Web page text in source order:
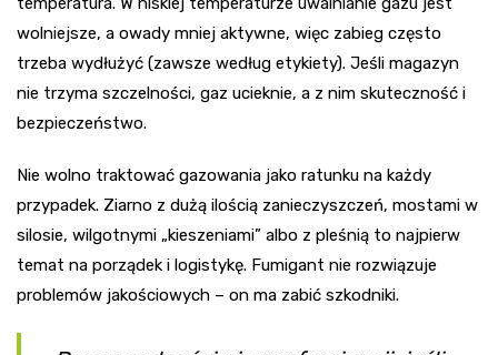
wolniejsze, a owady mniej aktywne, więc zabieg często
trzeba wydłużyć (zawsze według etykiety). Jeśli magazyn
nie trzyma szczelności, gaz ucieknie, a z nim skuteczność i
bezpieczeństwo.
Nie wolno traktować gazowania jako ratunku na każdy
przypadek. Ziarno z dużą ilością zanieczyszczeń, mostami w
silosie, wilgotnymi „kieszeniami” albo z pleśnią to najpierw
temat na porządek i logistykę. Fumigant nie rozwiązuje
problemów jakościowych – on ma zabić szkodniki.